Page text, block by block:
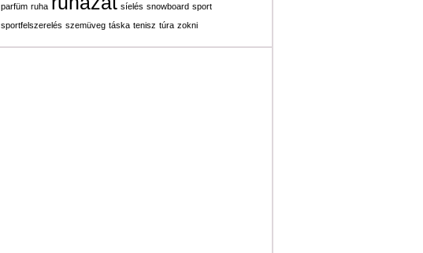
parfüm ruha síelés snowboard sport
sportfelszerelés szemüveg táska tenisz túra zokni